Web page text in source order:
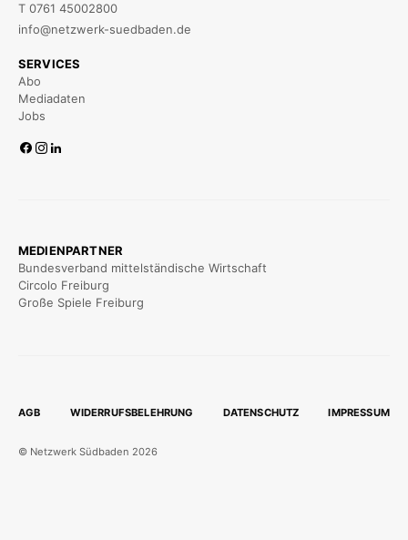
T 0761 45002800
info@netzwerk-suedbaden.de
SERVICES
Abo
Mediadaten
Jobs
MEDIENPARTNER
Bundesverband mittelständische Wirtschaft
Circolo Freiburg
Große Spiele Freiburg
AGB WIDERRUFSBELEHRUNG DATENSCHUTZ IMPRESSUM
© Netzwerk Südbaden 2026